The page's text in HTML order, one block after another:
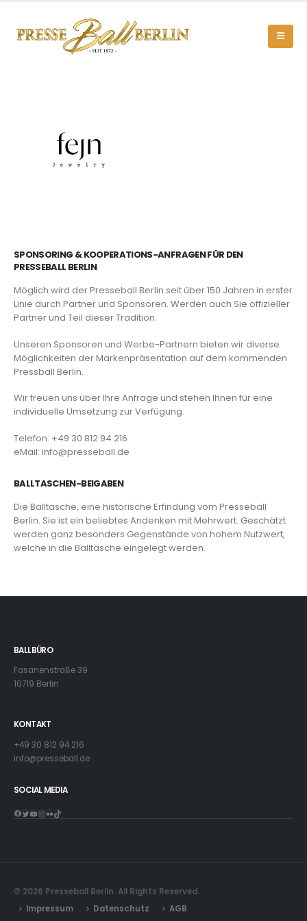
SPONSORING & KOOPERATIONS-ANFRAGEN FÜR DEN
PRESSEBALL BERLIN
Möglich wird der Presseball Berlin seit über 150 Jahren in erster
Linie durch Partner und Sponsoren. Werden auch Sie offizieller
Partner und Teil dieser Tradition.
Unseren Sponsoren und Werbe-Partnern bieten wir diverse
Möglichkeiten der Markenpräsentation auf dem kommenden
Pressball Berlin.
Wir freuen uns über Ihre Anfrage und stehen Ihnen für eine
individuelle Umsetzung zur Verfügung.
Telefon: +49 30 812 94 216
eMail: info@presseball.de
BALLTASCHEN-BEIGABEN
Die Balltasche, eine historische Erfindung vom Presseball
Berlin. Sie ist ein beliebtes Andenken mit Mehrwert. Geschätzt
werden ganz besonders Gegenstände von hohem Nutzwert,
welche in die Balltasche eingelegt werden.
BALLBÜRO
Fasanenstraße 39
10719 Berlin
KONTAKT
+49 30 812 94 216
info@presseball.de
SOCIAL MEDIA
Facebook
Twitter
YouTube
Instagram
FlickrTikTok
© 2026 Presseball Berlin. All Rights Reserved.
Impressum
Datenschutz AGB